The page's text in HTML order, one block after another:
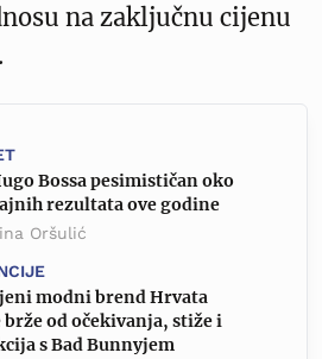
na zaključnu cijenu
Bossa pesimističan oko
rezultata ove godine
Oršulić
modni brend Hrvata
brže od očekivanja, stiže i
s Bad Bunnyjem